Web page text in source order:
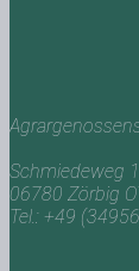
Schmiedeweg
06780 Zörbig
Tel.: +49